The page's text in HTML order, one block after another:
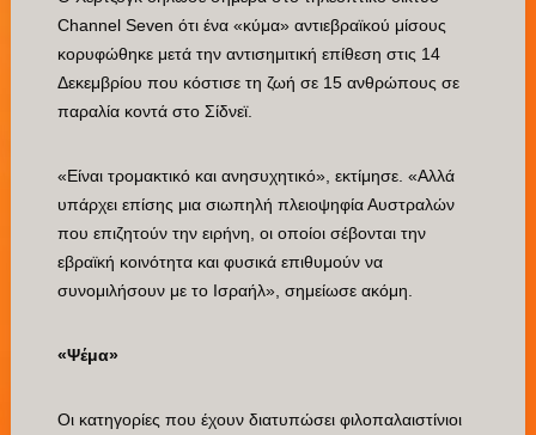
Channel Seven ότι ένα «κύμα» αντιεβραϊκού μίσους
κορυφώθηκε μετά την αντισημιτική επίθεση στις 14
Δεκεμβρίου που κόστισε τη ζωή σε 15 ανθρώπους σε
παραλία κοντά στο Σίδνεϊ.
«Είναι τρομακτικό και ανησυχητικό», εκτίμησε. «Αλλά
υπάρχει επίσης μια σιωπηλή πλειοψηφία Αυστραλών
που επιζητούν την ειρήνη, οι οποίοι σέβονται την
εβραϊκή κοινότητα και φυσικά επιθυμούν να
συνομιλήσουν με το Ισραήλ», σημείωσε ακόμη.
«Ψέμα»
Οι κατηγορίες που έχουν διατυπώσει φιλοπαλαιστίνιοι